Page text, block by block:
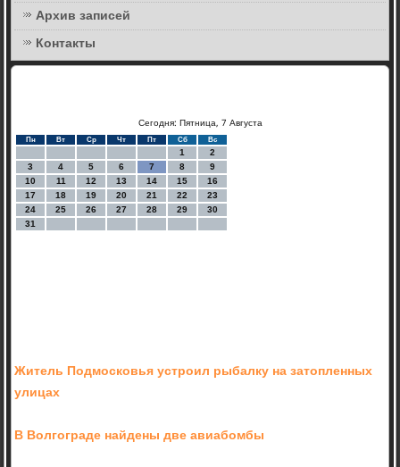
Архив записей
Контакты
Сегодня: Пятница, 7 Августа
Пн Вт Ср Чт Пт Сб Вс
1
2
3
4 5 6 7 8
9
10
11 12 13 14 15
16
17
18 19 20 21 22
23
24
25 26 27 28 29
30
31
Житель Подмосковья устроил рыбалку на затопленных
улицах
В Волгограде найдены две авиабомбы